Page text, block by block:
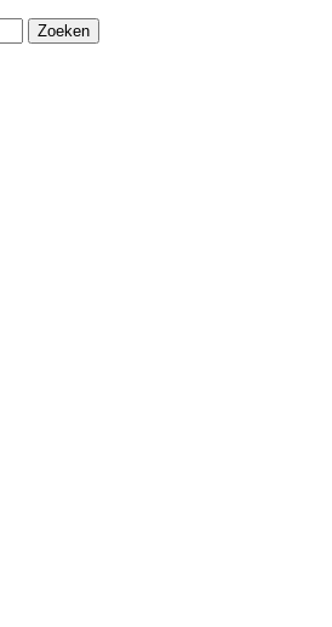
Zoeken